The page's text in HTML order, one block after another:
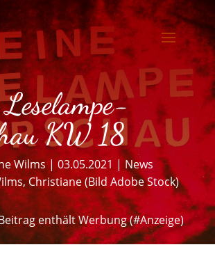
KW 18
Wilms| 03.05.2021 |News
Christiane (Bild Adobe Stock)
enthält Werbung (#Anzeige)